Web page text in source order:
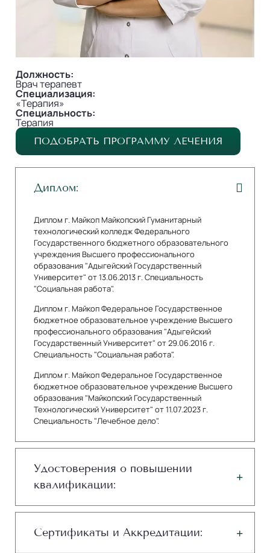
Должность:
Врач терапевт
Специализация:
«Терапия»
Специальность:
Терапия
ПОДОБРАТЬ ПРОГРАММУ ЛЕЧЕНИЯ
Диплом:
Диплом г. Майкоп Майкопский Гуманитарный
технологический колледж Федерального
Государственного бюджетного образовательного
учреждения Высшего профессионального
образования "Адыгейский Государственный
Университет" от 13.06.2013 г. Специальность
"Социальная работа".
Диплом г. Майкоп Федеральное Государственное
бюджетное образовательное учреждение Высшего
профессионального образования "Адыгейский
Государственный Университет" от 29.06.2016 г.
Специальность "Социальная работа".
Диплом г. Майкоп Федеральное Государственное
бюджетное образовательное учреждение Высшего
образования "Майкопский Государственный
Технологический Университет" от 11.07.2023 г.
Специальность "Лечебное дело".
Удостоверения о повышении
квалификации:
Сертификаты и Аккредитации: